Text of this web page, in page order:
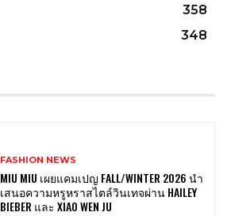
358
348
FASHION NEWS
MIU MIU เผยแคมเปญ FALL/WINTER 2026 นำ
เสนอความหรูหราสไตล์วินเทจผ่าน HAILEY
BIEBER และ XIAO WEN JU